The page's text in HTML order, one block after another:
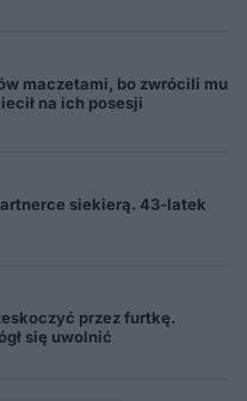
maczetami, bo zwrócili mu
na ich posesji
siekierą. 43-latek
przez furtkę.
się uwolnić